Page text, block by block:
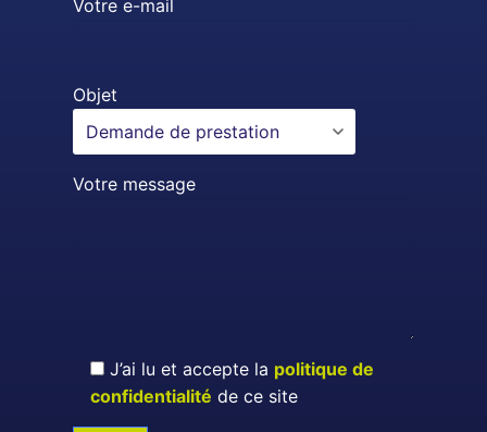
Votre e-mail
Objet
Votre message
J’ai lu et accepte la politique de
confidentialité de ce site